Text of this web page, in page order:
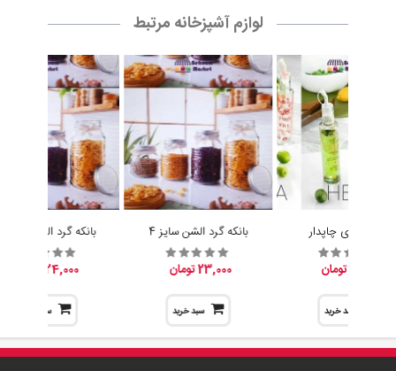
لوازم آشپزخانه مرتبط
آبلیموخوری چاپدار
سبد خرید
بانکه گرد الشن سایز 4
23,000 تومان
سبد خرید
بانکه گرد الشن سایز 3
24,000 تومان
سبد خرید